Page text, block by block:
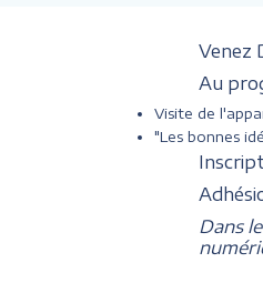
Venez
Au
Visite de
"Les bonnes
Dans